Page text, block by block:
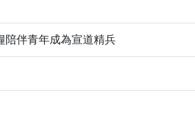
伴青年成為宣道精兵